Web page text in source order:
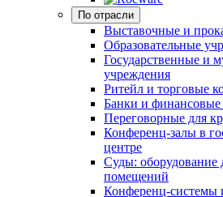
По отрасли
Выставочные и
Образовательные
Государственные и
учреждения
Ритейл и торговые
Банки и финансовые
Переговорные для
Конференц-залы в
центре
Суды: оборудование
помещений
Конференц-системы